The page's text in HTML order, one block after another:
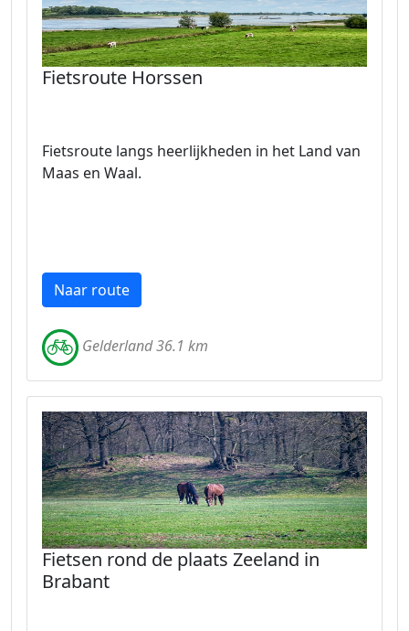
Fietsroute Horssen
Fietsroute langs heerlijkheden in het Land van
Maas en Waal.
Naar route
Gelderland 36.1 km
Fietsen rond de plaats Zeeland in
Brabant